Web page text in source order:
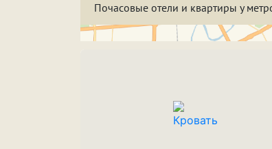
Срок аренды
Почасовые отели и квартиры у